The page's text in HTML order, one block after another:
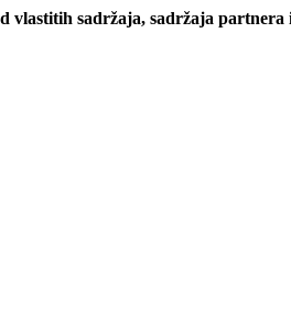
vlastitih sadržaja, sadržaja